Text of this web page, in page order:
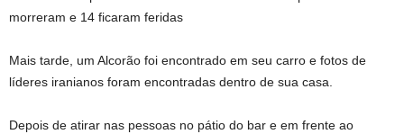
morreram e 14 ficaram feridas
Mais tarde, um Alcorão foi encontrado em seu carro e fotos de
líderes iranianos foram encontradas dentro de sua casa.
Depois de atirar nas pessoas no pátio do bar e em frente ao